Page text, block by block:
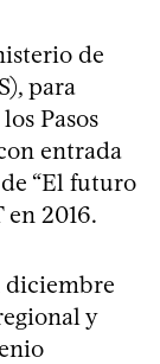
de
para
Pasos
entrada
“El futuro
2016.
diciembre
y